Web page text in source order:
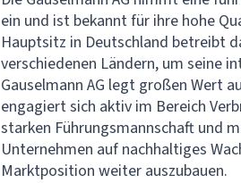
ein und ist bekannt für ihre hohe
Hauptsitz in Deutschland betreibt
verschiedenen Ländern, um seine
Gauselmann AG legt großen Wert
engagiert sich aktiv im Bereich
starken Führungsmannschaft und
Unternehmen auf nachhaltiges
Marktposition weiter auszubauen.